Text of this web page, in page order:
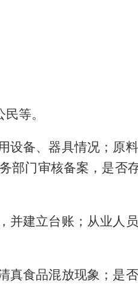
民等。
设备、器具情况 ； 原
部门审核备案，是否
并建立台账 ； 从业人
真食品混放现象 ； 是